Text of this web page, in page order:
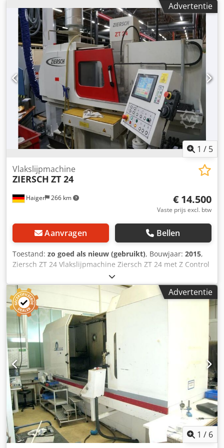
Advertentie
1 / 5
Haiger 266 km
Vlakslijpmachine
ZIERSCH ZT 24
€ 14.500
Vaste prijs excl. btw
Aanvragen Bellen
Toestand: zo goed als nieuw (gebruikt), Bouwjaar: 2015,
Ziersch ZT 24 Vlakslijpmachine Ziersch ZT 24 met Z Control
besturing, bouwjaar 2015, in uitstekende staat en CE-
conform! De machine komt uit de opleidingswerkplaats
van een gerenommeerd Duits machinebouwbedrijf.
Technische gegevens: Bouwjaar: 2015 Technische
specificaties Capaciteit & Afmetingen Slijpbereik: 400 × 250
mm Max. afstand tafel tot spilcentrum: 540 mm Afmeting
magneetplaat: 400 × 200 mm Tafelbelasting (incl.
magneet): max. 250 kg Machineafmetingen (L x B x H max.):
ca. 3050 × 2050 × 2510 mm Machinegewicht: ca. 2.800 kg
Verplaatsingen & Voedingen Langsverplaatsing (X-as): 600
mm Dwarsverplaatsing (Z-as): 220 mm Voeding langsas:
1000 tot 30.000 mm/min Voeding dwarsas: 0,01 tot 2000
mm/min Voeding verticaalas: 0,001 tot 1500 mm/min
Aandrijving & Slijpschijf Afmetingen slijpschijf: 250 × 50,8 ×
38 mm Vermogen slijpspillmotor: 3,7 tot 5,4 kW
Regelbereik spillmotor: 1000 tot 4500 tpm Over de
machine: Aangeboden wordt een vlakslijpmachine Ziersch
Advertentie
1 / 6